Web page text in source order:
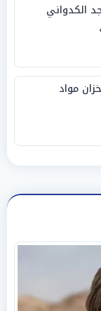
الكدواني
مواد